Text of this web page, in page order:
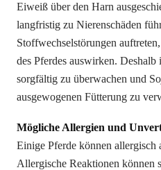
Eiweiß über den Harn
langfristig zu Nierenschäden
Stoffwechselstörungen
des Pferdes auswirken.
sorgfältig zu überwachen und
ausgewogenen Fütterung zu
Mögliche Allergien und
Einige Pferde können allergisch
Allergische Reaktionen können